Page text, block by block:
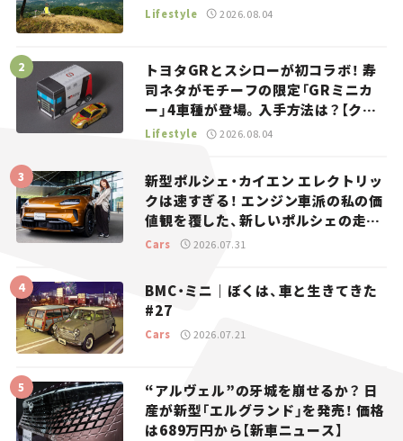
Lifestyle 2026.08.04
トヨタGRとスシローが初コラボ！ 寿
司ネタがモチーフの限定「GRミニカ
ー」4車種が登場。入手方法は？【クル
マとホビー】
Lifestyle 2026.08.04
新型ポルシェ・カイエン エレクトリッ
クは速すぎる！ エンジン車派の私の価
値観を覆した、新しいポルシェの走
り。
Cars 2026.07.31
BMC・ミニ｜ぼくは、車と生きてきた
#27
Cars 2026.07.21
“アルヴェル”の牙城を崩せるか？ 日
産が新型「エルグランド」を発売！ 価格
は689万円から【新車ニュース】